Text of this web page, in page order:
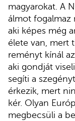
magyarokat. A
álmot fogalmaz
aki képes még
élete van, mert
reményt kínál
aki gondját
segíti a
érkezik, mert
kér. Olyan
megbecsüli a